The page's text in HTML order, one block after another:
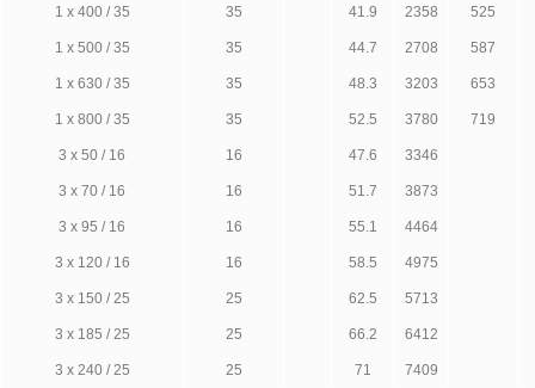
1 х 400 / 35 35 41.9 2358 525
1 х 500 / 35 35 44.7 2708 587
1 х 630 / 35 35 48.3 3203 653
1 х 800 / 35 35 52.5 3780 719
3 х 50 / 16 16 47.6 3346
3 х 70 / 16 16 51.7 3873
3 х 95 / 16 16 55.1 4464
3 х 120 / 16 16 58.5 4975
3 х 150 / 25 25 62.5 5713
3 х 185 / 25 25 66.2 6412
3 х 240 / 25 25 71 7409